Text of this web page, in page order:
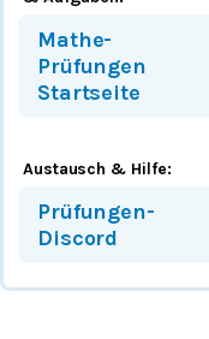
Mathe-
Prüfungen
Startseite
Austausch & Hilfe:
Prüfungen-
Discord